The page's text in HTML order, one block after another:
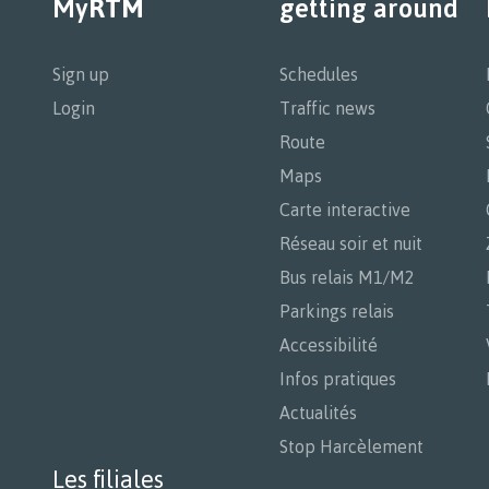
MyRTM
Sign up
Login
Navigation
getting around
Schedules
Traffic news
Route
Maps
Carte interactive
Réseau soir et nuit
Bus relais M1/M2
Parkings relais
Accessibilité
Infos pratiques
Actualités
Stop Harcèlement
Les filiales